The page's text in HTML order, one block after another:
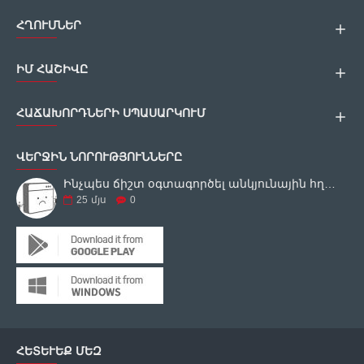
ՀՂՈՒՄՆԵՐ
ԻՄ ՀԱՇԻՎԸ
ՀԱՃԱԽՈՐԴՆԵՐԻ ՍՊԱՍԱՐԿՈՒՄ
ՎԵՐՋԻՆ ՆՈՐՈՒԹՅՈՒՆՆԵՐԸ
25 մյս 0
ՀԵՏԵՒԵՔ ՄԵԶ